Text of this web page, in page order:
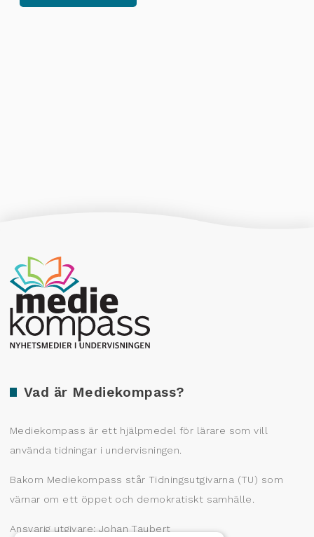
Vad är Mediekompass?
Mediekompass är ett hjälpmedel för lärare som vill
använda tidningar i undervisningen.
Bakom Mediekompass står Tidningsutgivarna (TU) som
värnar om ett öppet och demokratiskt samhälle.
Ansvarig utgivare: Johan Taubert
Producerad av Gota Media Brand Studio